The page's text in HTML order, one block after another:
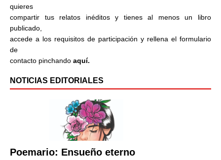
quieres
compartir tus relatos inéditos y tienes al menos un libro
publicado,
accede a los requisitos de participación y rellena el formulario
de
contacto pinchando aquí.
NOTICIAS EDITORIALES
Poemario: Ensueño eterno